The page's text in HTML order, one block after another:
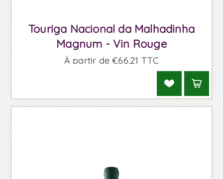
Touriga Nacional da Malhadinha
Magnum - Vin Rouge
À partir de €66,21 TTC